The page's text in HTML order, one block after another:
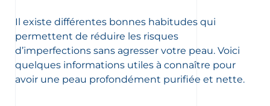
Il existe différentes bonnes habitudes qui
permettent de réduire les risques
d’imperfections sans agresser votre peau. Voici
quelques informations utiles à connaître pour
avoir une peau profondément purifiée et nette.